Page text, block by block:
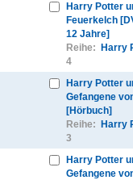
Harry Potter
Feuerkelch
12 Jahre]
Reihe:
Harry
4
Harry Potter
Gefangene
[Hörbuch]
Reihe:
Harry
3
Harry Potter
Gefangene